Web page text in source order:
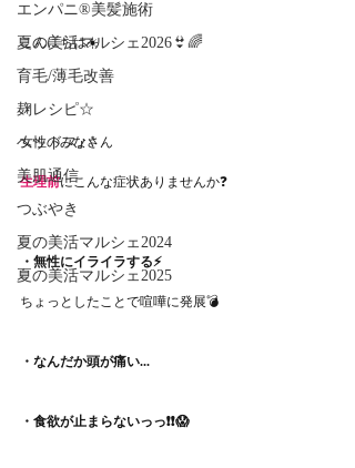
エンパニ®美髪施術
夏の美活マルシェ2026👙🌈
育毛/薄毛改善
麹レシピ☆
ヘッドスパ
美肌通信
つぶやき
夏の美活マルシェ2024
夏の美活マルシェ2025
こんにちは☀️
女性のみなさん
生理前にこんな症状ありませんか❓
・無性にイライラする⚡️
ちょっとしたことで喧嘩に発展💣
・なんだか頭が痛い...
・食欲が止まらないっっ❗️❗️😱